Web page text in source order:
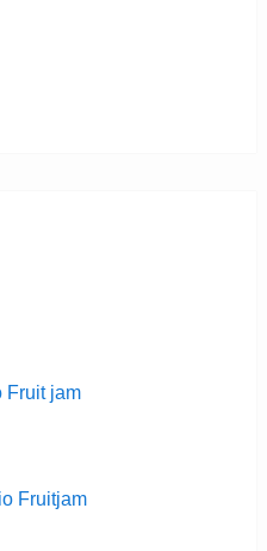
Fruit jam
Fruitjam